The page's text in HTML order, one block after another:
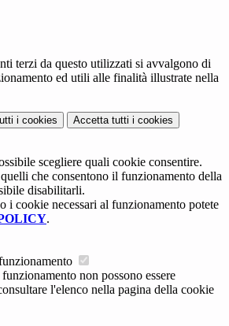
terzi da questo utilizzati si avvalgono di
ed utili alle finalità illustrate nella
i cookies Accetta tutti i cookies
scegliere quali cookie consentire.
che consentono il funzionamento della
disabilitarli.
i cookie necessari al funzionamento potete
.
non possono essere
l'elenco nella pagina della cookie